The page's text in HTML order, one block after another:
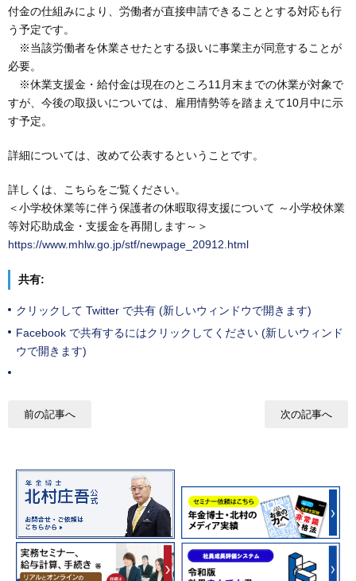
付金の仕組みにより、労働者が直接申請できることとする対応も行
う予定です。
※当該労働者を休業させたとする扱いに事業主が同意することが
必要。
※休業支援金・給付金は現在のところ11月末までの休業が対象で
すが、今後の取扱いについては、雇用情勢等を踏まえて10月中に示
す予定。
詳細については、改めて公表するということです。
詳しくは、こちらをご覧ください。
＜小学校休業等に伴う保護者の休暇取得支援について ～小学校休業
等対応助成金・支援金を再開します～＞
https://www.mhlw.go.jp/stf/newpage_20912.html
共有:
クリックして Twitter で共有 (新しいウィンドウで開きます)
Facebook で共有するにはクリックしてください (新しいウィンド
ウで開きます)
前の記事へ 次の記事へ